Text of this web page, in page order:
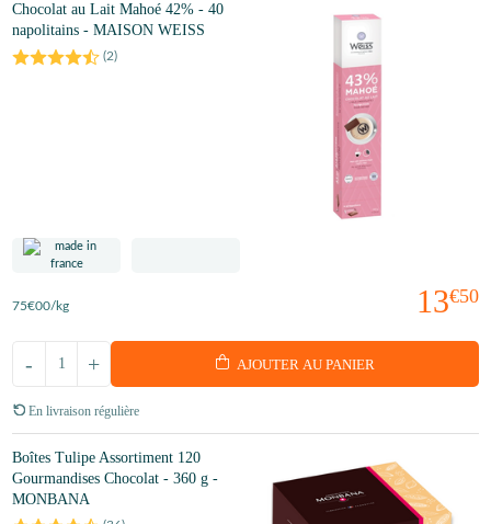
Chocolat au Lait Mahoé 42% - 40
napolitains - MAISON WEISS
(2)
13€50
75€00/kg
+
- AJOUTER AU PANIER
En livraison régulière
Boîtes Tulipe Assortiment 120
Gourmandises Chocolat - 360 g -
MONBANA